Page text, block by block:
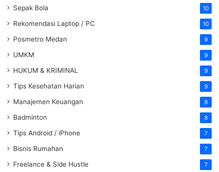
Sepak Bola 10
Rekomendasi Laptop / PC 10
Posmetro Medan 9
UMKM 9
HUKUM & KRIMINAL 9
Tips Kesehatan Harian 9
Manajemen Keuangan 8
Badminton 8
Tips Android / iPhone 7
Bisnis Rumahan 7
Freelance & Side Hustle 7